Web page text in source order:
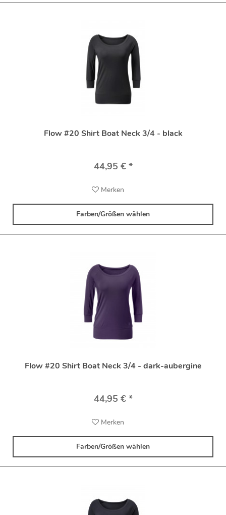
Flow #20 Shirt Boat Neck 3/4 - black
44,95 € *
Merken
Farben/Größen wählen
Flow #20 Shirt Boat Neck 3/4 - dark-aubergine
44,95 € *
Merken
Farben/Größen wählen